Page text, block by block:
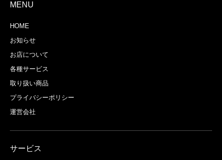
MENU
HOME
お知らせ
お店について
各種サービス
取り扱い商品
プライバシーポリシー
運営会社
サービス